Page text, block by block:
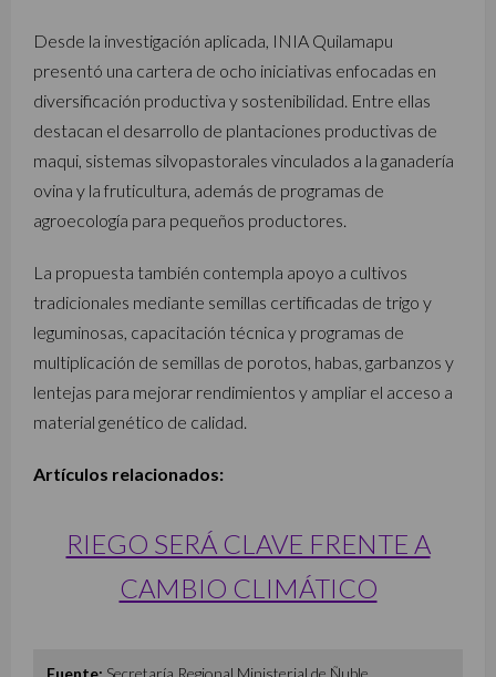
Desde la investigación aplicada, INIA Quilamapu
presentó una cartera de ocho iniciativas enfocadas en
diversificación productiva y sostenibilidad. Entre ellas
destacan el desarrollo de plantaciones productivas de
maqui, sistemas silvopastorales vinculados a la ganadería
ovina y la fruticultura, además de programas de
agroecología para pequeños productores.
La propuesta también contempla apoyo a cultivos
tradicionales mediante semillas certificadas de trigo y
leguminosas, capacitación técnica y programas de
multiplicación de semillas de porotos, habas, garbanzos y
lentejas para mejorar rendimientos y ampliar el acceso a
material genético de calidad.
Artículos relacionados:
RIEGO SERÁ CLAVE FRENTE A
CAMBIO CLIMÁTICO
Fuente: Secretaría Regional Ministerial de Ñuble